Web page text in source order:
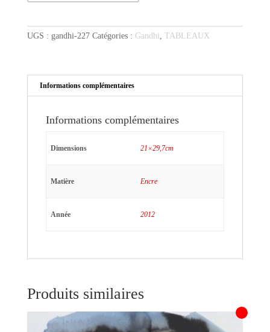
UGS : gandhi-227 Catégories : Gandhi TABLEAUX
Informations complémentaires
Informations complémentaires
Dimensions 21×29,7cm
Matière Encre
Année 2012
Produits similaires